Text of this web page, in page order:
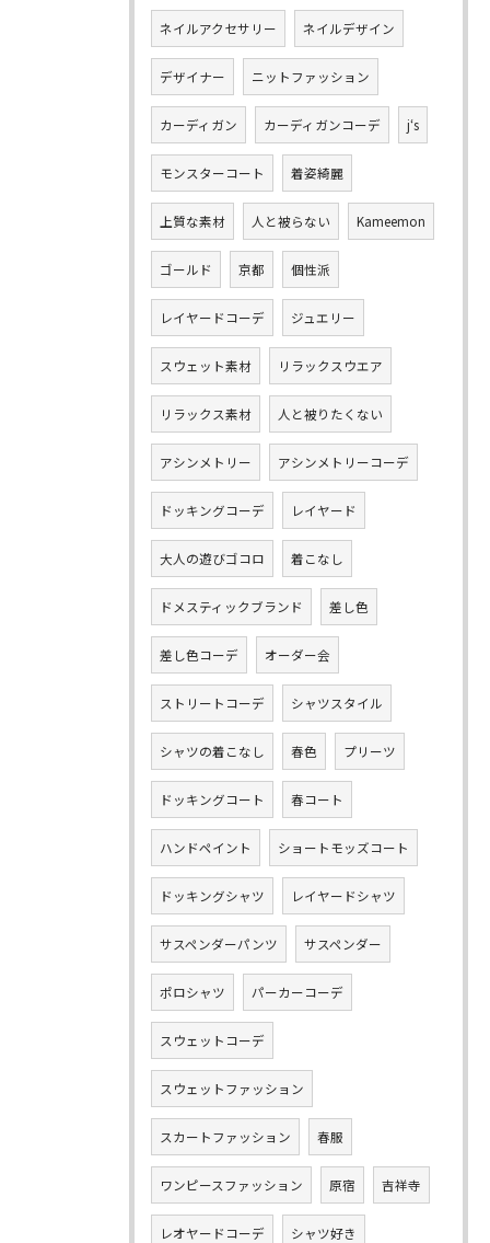
ネイルアクセサリー ネイルデザイン
デザイナー ニットファッション
カーディガン カーディガンコーデ j‘s
モンスターコート 着姿綺麗
上質な素材 人と被らない Kameemon
ゴールド 京都 個性派
レイヤードコーデ ジュエリー
スウェット素材 リラックスウエア
リラックス素材 人と被りたくない
アシンメトリー アシンメトリーコーデ
ドッキングコーデ レイヤード
大人の遊びゴコロ 着こなし
ドメスティックブランド 差し色
差し色コーデ オーダー会
ストリートコーデ シャツスタイル
シャツの着こなし 春色 プリーツ
ドッキングコート 春コート
ハンドペイント ショートモッズコート
ドッキングシャツ レイヤードシャツ
サスペンダーパンツ サスペンダー
ポロシャツ パーカーコーデ
スウェットコーデ
スウェットファッション
スカートファッション 春服
ワンピースファッション 原宿 吉祥寺
レオヤードコーデ シャツ好き